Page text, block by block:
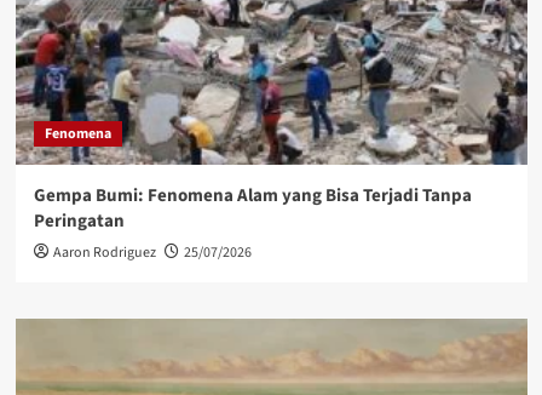
Fenomena
Gempa Bumi: Fenomena Alam yang Bisa Terjadi Tanpa
Peringatan
Aaron Rodriguez 25/07/2026